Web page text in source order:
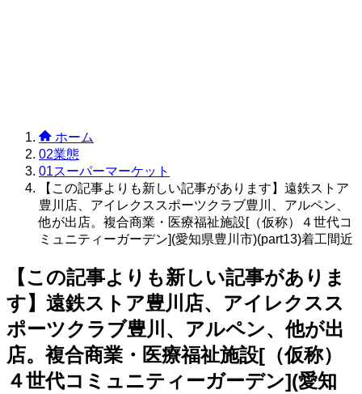
ホーム
02業態
01スーパーマーケット
【この記事よりも新しい記事があります】遠鉄ストア
豊川店、アイレクススポーツクラブ豊川、アルペン、
他が出店。複合商業・医療福祉施設[（仮称）４世代コ
ミュニティーガーデン](愛知県豊川市)(part13)着工間近
【この記事よりも新しい記事がありま
す】遠鉄ストア豊川店、アイレクスス
ポーツクラブ豊川、アルペン、他が出
店。複合商業・医療福祉施設[（仮称）
４世代コミュニティーガーデン](愛知